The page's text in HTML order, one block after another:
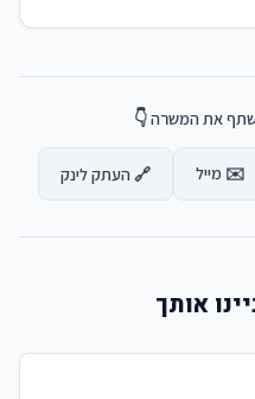
שתף את המשרה 👇
✉️ מייל 🔗 העתק לינק
אותך